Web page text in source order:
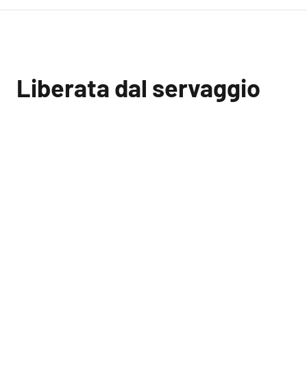
Liberata dal servaggio